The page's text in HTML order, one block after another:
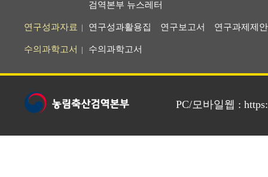
검역본부 뉴스레터
연구성과자료 연구성과활용집 연구보고서 연구과제제
수의과학고서 수의과학고서
PC/모바일웹 :